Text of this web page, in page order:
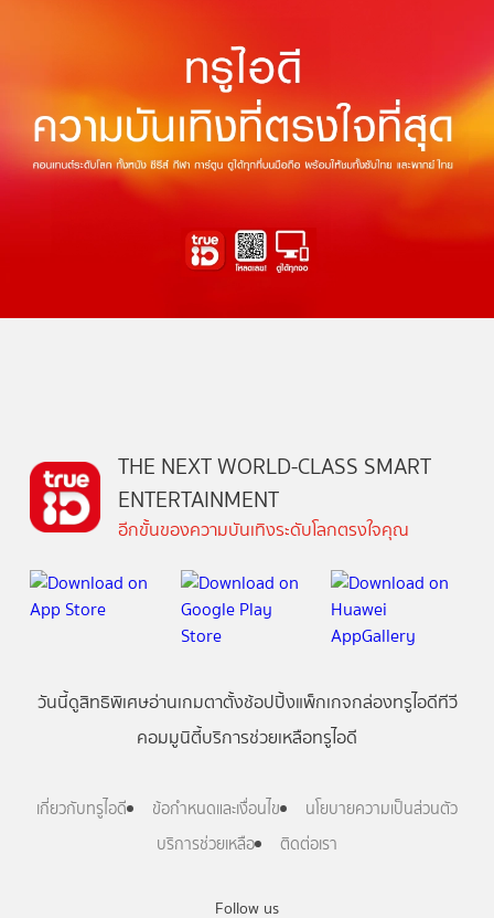
Follow us
THE NEXT WORLD-CLASS SMART
ENTERTAINMENT
อีกขั้นของความบันเทิงระดับโลกตรงใจคุณ
วันนี้ดูสิทธิพิเศษอ่านเกมตาตั้งช้อปปิ้งแพ็กเกจกล่องทรูไอดีทีวี
คอมมูนิตี้บริการช่วยเหลือทรูไอดี
เกี่ยวกับทรูไอดี ข้อกำหนดและเงื่อนไข
นโยบายความเป็นส่วนตัว
บริการช่วยเหลือ
ติดต่อเรา